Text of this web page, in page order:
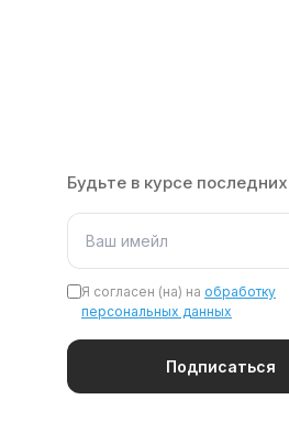
Будьте в курсе
Я согласен (на) на обработку
персональных данных
Подписаться